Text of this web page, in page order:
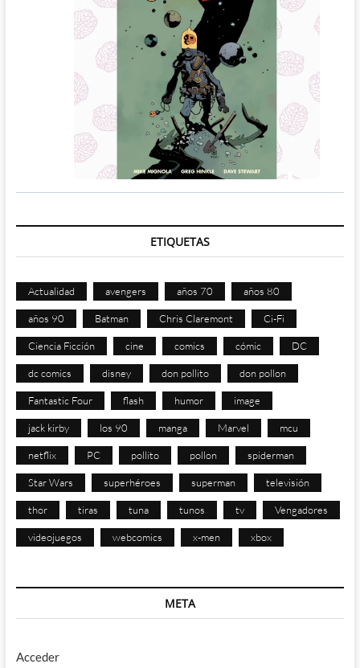
ETIQUETAS
Actualidad avengers años 70 años 80
años 90 Batman Chris Claremont Ci-Fi
Ciencia Ficción cine comics cómic DC
dc comics disney don pollito don pollon
Fantastic Four flash humor image
jack kirby los 90 manga Marvel mcu
netflix PC pollito pollon spiderman
Star Wars superhéroes superman televisión
thor tiras tuna tunos tv Vengadores
videojuegos webcomics x-men xbox
META
Acceder